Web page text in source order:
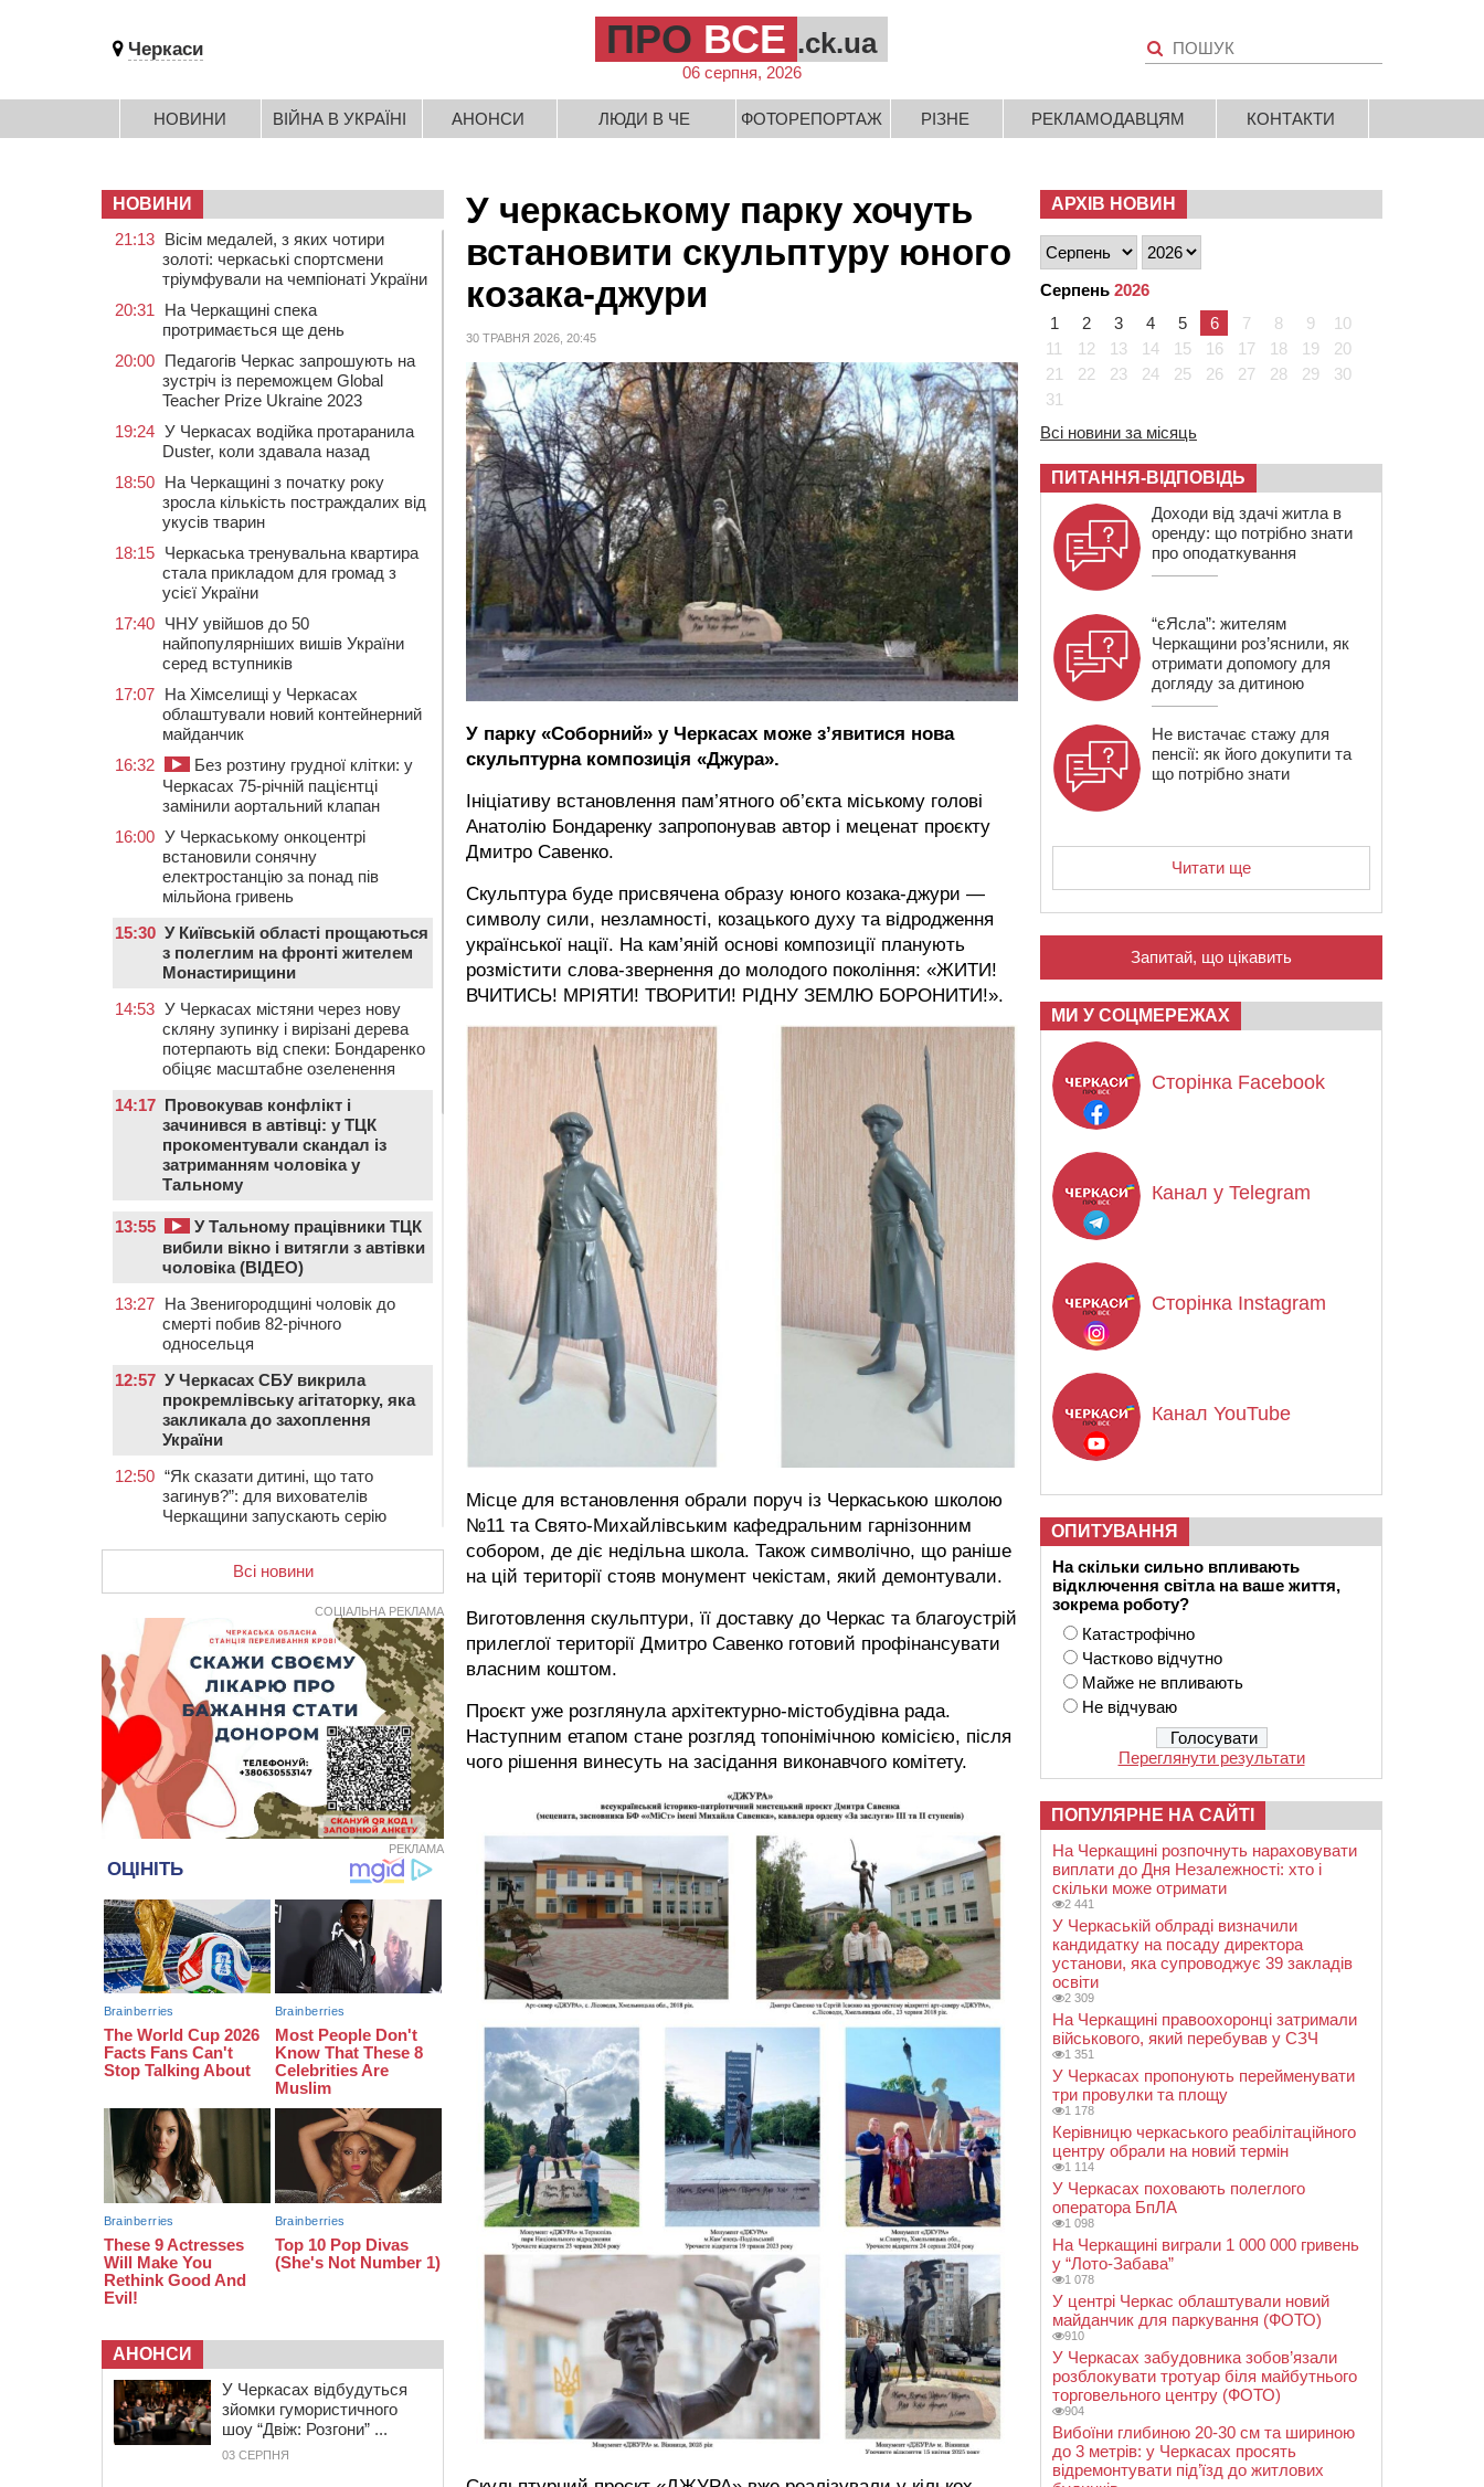
Черкаси ПРО ВСЕ .ck.ua
06 серпня, 2026
НОВИНИ ВІЙНА В УКРАЇНІ АНОНСИ ЛЮДИ В ЧЕ ФОТОРЕПОРТАЖ РІЗНЕ РЕКЛАМОДАВЦЯМ КОНТАКТИ
У черкаському парку хочуть
встановити скульптуру юного
козака-джури
30 ТРАВНЯ 2026, 20:45
У парку «Соборний» у Черкасах може з’явитися нова
скульптурна композиція «Джура».
Ініціативу встановлення пам’ятного об’єкта міському голові
Анатолію Бондаренку запропонував автор і меценат проєкту
Дмитро Савенко.
Скульптура буде присвячена образу юного козака-джури —
символу сили, незламності, козацького духу та відродження
української нації. На кам’яній основі композиції планують
розмістити слова-звернення до молодого покоління: «ЖИТИ!
ВЧИТИСЬ! МРІЯТИ! ТВОРИТИ! РІДНУ ЗЕМЛЮ БОРОНИТИ!».
Місце для встановлення обрали поруч із Черкаською школою
№11 та Свято-Михайлівським кафедральним гарнізонним
собором, де діє недільна школа. Також символічно, що раніше
на цій території стояв монумент чекістам, який демонтували.
Виготовлення скульптури, її доставку до Черкас та благоустрій
прилеглої території Дмитро Савенко готовий профінансувати
власним коштом.
Проєкт уже розглянула архітектурно-містобудівна рада.
Наступним етапом стане розгляд топонімічною комісією, після
чого рішення винесуть на засідання виконавчого комітету.
НОВИНИ
21:13 Вісім медалей, з яких чотири
золоті: черкаські спортсмени
тріумфували на чемпіонаті України
20:31
На Черкащині спека
протримається ще день
20:00 Педагогів Черкас запрошують на
зустріч із переможцем Global
Teacher Prize Ukraine 2023
19:24 У Черкасах водійка протаранила
Duster, коли здавала назад
18:50 На Черкащині з початку року
зросла кількість постраждалих від
укусів тварин
18:15 Черкаська тренувальна квартира
стала прикладом для громад з
усієї України
17:40 ЧНУ увійшов до 50
найпопулярніших вишів України
серед вступників
17:07 На Хімселищі у Черкасах
облаштували новий контейнерний
майданчик
16:32
Без розтину грудної клітки: у
Черкасах 75-річній пацієнтці
замінили аортальний клапан
16:00 У Черкаському онкоцентрі
встановили сонячну
електростанцію за понад пів
мільйона гривень
15:30 У Київській області прощаються
з полеглим на фронті жителем
Монастирищини
14:53 У Черкасах містяни через нову
скляну зупинку і вирізані дерева
потерпають від спеки: Бондаренко
обіцяє масштабне озеленення
14:17 Провокував конфлікт і
зачинився в автівці: у ТЦК
прокоментували скандал із
затриманням чоловіка у
Тальному
13:55
У Тальному працівники ТЦК
вибили вікно і витягли з автівки
чоловіка (ВІДЕО)
13:27 На Звенигородщині чоловік до
смерті побив 82-річного
односельця
12:57 У Черкасах СБУ викрила
прокремлівську агітаторку, яка
закликала до захоплення
України
12:50 “Як сказати дитині, що тато
загинув?”: для вихователів
Черкащини запускають серію
На Золотоніщині вже десяту
добу гасять пожежу торфу
11:35
Від 80 гривень за кілограм: в
Україні прогнозують стрибок цін на
гречку
10:56
Захисника зі Звенигородщини,
який обороняв Авдіївку,
нагородили “Комбатантським
хрестом”
10:10
На Черкащині п’яний мотоцикліст
зіткнувся з мопедом: двоє людей у
лікарні
09:42 Ветерани МСК “Дніпро” вибороли
бронзу чемпіонату України
08:57 На Уманщині підрядника
зобов’язали сплатити понад 670
тис грн штрафу за незаконні зміни
до договору
директора Мокрокалигірського
психоневрологічного інтернату
07:23 Уманські міграційники видворили з
країни грузина, який відсидів
термін у колонії
Всі новини
СОЦІАЛЬНА РЕКЛАМА
РЕКЛАМА
АНОНСИ
У Черкасах відбудуться
зйомки гумористичного
шоу “Двіж: Розгони” ...
03 СЕРПНЯ
АРХІВ НОВИН
Серпень 2026
1
2 3 4 5 6 7 8 9
10
11
12 13 14 15 16 17 18 19
20
21
22 23 24 25 26 27 28 29
30
31
Всі новини за місяць
ПИТАННЯ-ВІДПОВІДЬ
Доходи від здачі житла в
оренду: що потрібно знати
про оподаткування
“єЯсла”: жителям
Черкащини роз’яснили, як
отримати допомогу для
догляду за дитиною
Не вистачає стажу для
пенсії: як його докупити та
що потрібно знати
Читати ще
Запитай, що цікавить
МИ У СОЦМЕРЕЖАХ
Сторінка Facebook
Канал у Telegram
Сторінка Instagram
Канал YouTube
ОПИТУВАННЯ
На скільки сильно впливають
відключення світла на ваше життя,
зокрема роботу?
Катастрофічно
Частково відчутно
Майже не впливають
Не відчуваю
Переглянути результати
ПОПУЛЯРНЕ НА САЙТІ
На Черкащині розпочнуть нараховувати
виплати до Дня Незалежності: хто і
скільки може отримати
2 441
У Черкаській облраді визначили
кандидатку на посаду директора
установи, яка супроводжує 39 закладів
освіти
2 309
На Черкащині правоохоронці затримали
військового, який перебував у СЗЧ
1 351
У Черкасах пропонують перейменувати
три провулки та площу
1 178
Керівницю черкаського реабілітаційного
центру обрали на новий термін
1 114
У Черкасах поховають полеглого
оператора БпЛА
1 098
На Черкащині виграли 1 000 000 гривень
у “Лото-Забава”
1 078
У центрі Черкас облаштували новий
майданчик для паркування (ФОТО)
910
У Черкасах забудовника зобов’язали
розблокувати тротуар біля майбутнього
торговельного центру (ФОТО)
904
Вибоїни глибиною 20-30 см та шириною
до 3 метрів: у Черкасах просять
відремонтувати під’їзд до житлових